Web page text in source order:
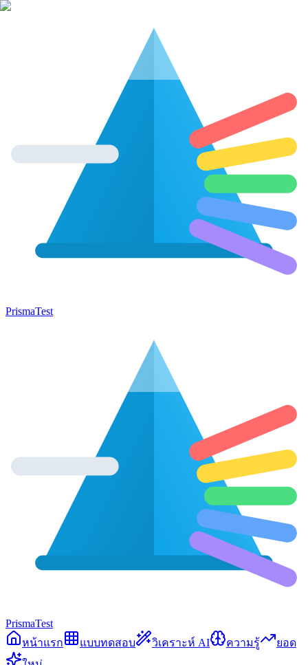
PrismaTest
PrismaTest
หน้าแรก
แบบทดสอบ วิเคราะห์ AI ความรู้
ยอด